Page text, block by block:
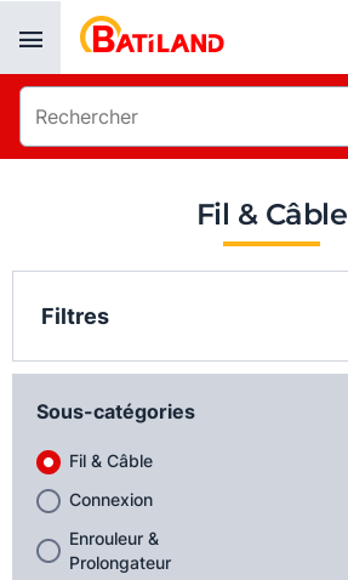
Fil & Câble
Filtres
Sous-catégories
Fil & Câble
Connexion
Enrouleur &
Prolongateur
Panneau de gestion des cookies